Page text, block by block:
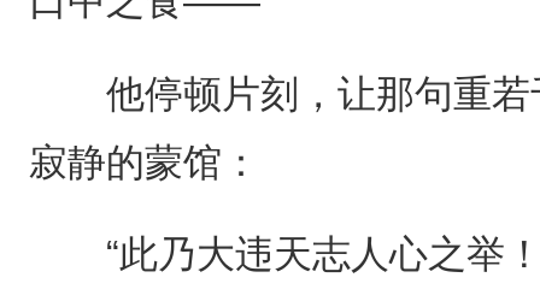
他停顿片刻，让那句重若
寂静的蒙馆：
“此乃大违天志人心之举